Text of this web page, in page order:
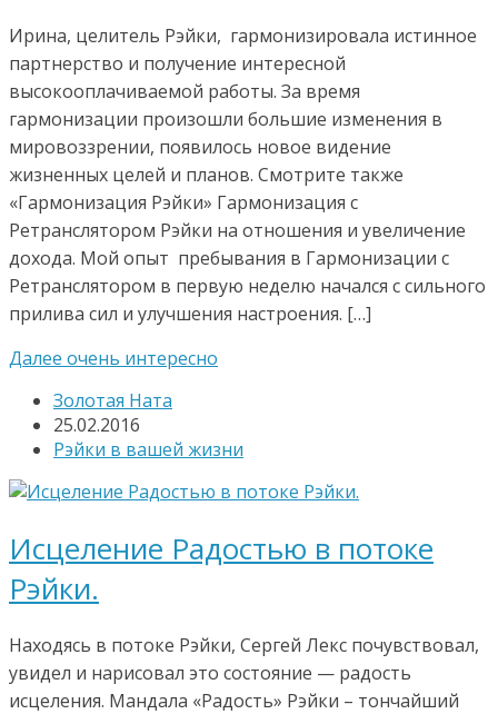
Ирина, целитель Рэйки, гармонизировала истинное
партнерство и получение интересной
высокооплачиваемой работы. За время
гармонизации произошли большие изменения в
мировоззрении, появилось новое видение
жизненных целей и планов. Смотрите также
«Гармонизация Рэйки» Гармонизация с
Ретранслятором Рэйки на отношения и увеличение
дохода. Мой опыт пребывания в Гармонизации с
Ретранслятором в первую неделю начался с сильного
прилива сил и улучшения настроения. […]
Далее очень интересно
Золотая Ната
25.02.2016
Рэйки в вашей жизни
Исцеление Радостью в потоке
Рэйки.
Находясь в потоке Рэйки, Сергей Лекс почувствовал,
увидел и нарисовал это состояние — радость
исцеления. Мандала «Радость» Рэйки – тончайший